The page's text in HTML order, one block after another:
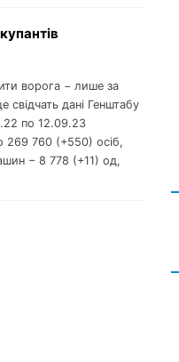
ворога − лише за
свідчать дані Генштабу
по 12.09.23
269 760 (+550) осіб,
− 8 778 (+11) од,